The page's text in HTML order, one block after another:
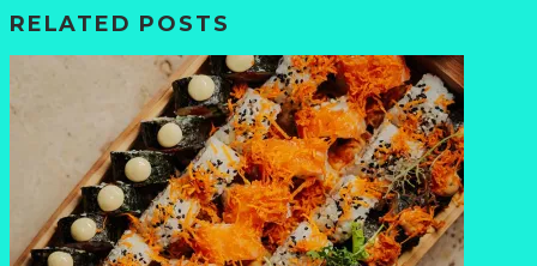
RELATED POSTS